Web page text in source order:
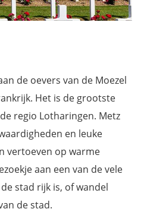
de oevers van de Moezel
Het is de grootste
regio Lotharingen. Metz
en leuke
vertoeven op warme
aan een van de vele
stad rijk is, of wandel
de stad.